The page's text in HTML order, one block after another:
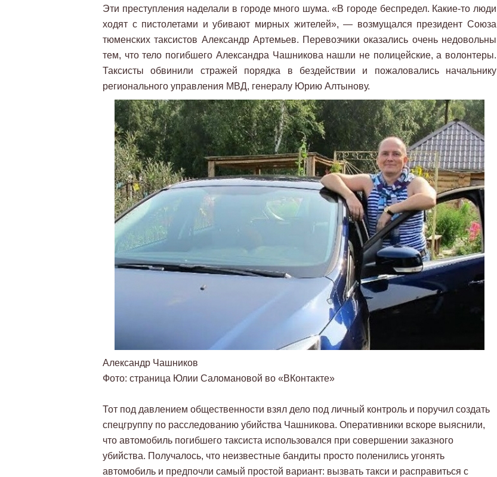
Эти преступления наделали в городе много шума. «В городе беспредел. Какие-то люди
ходят с пистолетами и убивают мирных жителей», — возмущался президент Союза
тюменских таксистов Александр Артемьев. Перевозчики оказались очень недовольны
тем, что тело погибшего Александра Чашникова нашли не полицейские, а волонтеры.
Таксисты обвинили стражей порядка в бездействии и пожаловались начальнику
регионального управления МВД, генералу Юрию Алтынову.
Александр Чашников
Фото: страница Юлии Саломановой во «ВКонтакте»
Тот под давлением общественности взял дело под личный контроль и поручил создать
спецгруппу по расследованию убийства Чашникова. Оперативники вскоре выяснили,
что автомобиль погибшего таксиста использовался при совершении заказного
убийства. Получалось, что неизвестные бандиты просто поленились угонять
автомобиль и предпочли самый простой вариант: вызвать такси и расправиться с